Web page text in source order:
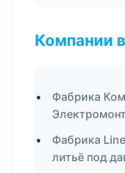
Компании
Фабрика
Фабрика
литьё под